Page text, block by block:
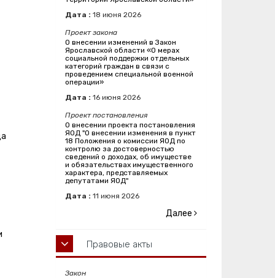
Дата : 18 июня 2026
Проект закона
О внесении изменений в Закон
Ярославской области «О мерах
социальной поддержки отдельных
категорий граждан в связи с
проведением специальной военной
операции»
Дата : 16 июня 2026
Проект постановления
О внесении проекта постановления
ЯОД "О внесении изменения в пункт
18 Положения о комиссии ЯОД по
контролю за достоверностью
сведений о доходах, об имуществе
и обязательствах имущественного
характера, представляемых
депутатами ЯОД"
Дата : 11 июня 2026
Далее
Правовые акты
Закон